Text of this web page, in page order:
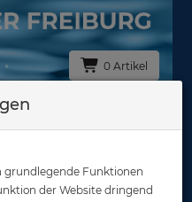
0 Artikel
grundlegende Funktionen
der Website dringend